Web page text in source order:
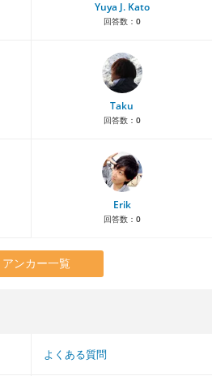
Yuya J. Kato
回答数： 0
Taku
回答数： 0
Erik
回答数： 0
アンカー一覧
よくある質問